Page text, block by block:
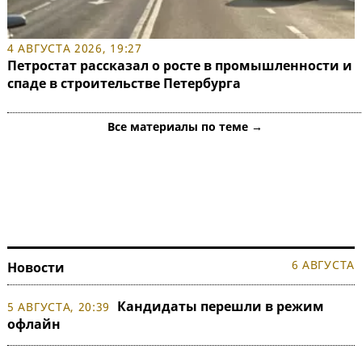
4 АВГУСТА 2026, 19:27
Петростат рассказал о росте в промышленности и
спаде в строительстве Петербурга
Все материалы по теме →
Новости 6 АВГУСТА
5 АВГУСТА, 20:39
Кандидаты перешли в режим
офлайн